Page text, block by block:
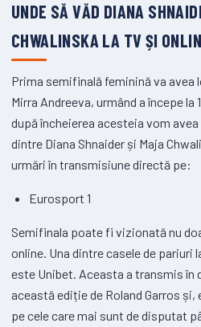
UNDE SĂ VĂD DIANA
CHWALINSKA LA TV ȘI
Prima semifinală feminină va avea
Mirra Andreeva, urmând a începe la
după încheierea acesteia vom
dintre Diana Shnaider și Maja
urmări în transmisiune directă pe:
Eurosport 1
Semifinala poate fi vizionată nu
online. Una dintre casele de pariuri
este Unibet. Aceasta a transmis în
această ediție de Roland Garros
pe cele care mai sunt de disputat